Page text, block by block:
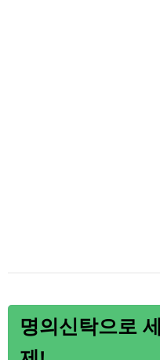
명의신탁으로